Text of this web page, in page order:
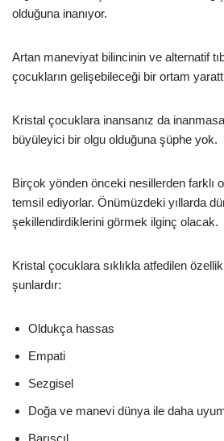
olduğuna inanıyor.
Artan maneviyat bilincinin ve alternatif
çocukların gelişebileceği bir ortam
Kristal çocuklara inansanız da
büyüleyici bir olgu olduğuna şüphe yok.
Birçok yönden önceki nesillerden farklı
temsil ediyorlar. Önümüzdeki yıllarda
şekillendirdiklerini görmek ilginç olacak.
Kristal çocuklara sıklıkla atfedilen
şunlardır:
Oldukça hassas
Empati
Sezgisel
Doğa ve manevi dünya ile daha
Barışçıl